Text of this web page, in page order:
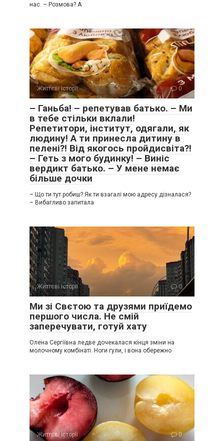
нас. – Розмова? А
Життєві історії 0
– Ганьба! – репетував батько. – Ми
в тебе стільки вклали!
Репетитори, інститут, одягали, як
людину! А ти принесла дитину в
пелені?! Від якогось пройдисвіта?!
– Геть з мого будинку! – Виніс
вердикт батько. – У мене немає
більше дочки
– Що ти тут робиш? Як ти взагалі мою адресу дізналася?
– Вибагливо запитала
Життєві історії 0
Ми зі Свєтою та друзями приїдемо
першого числа. Не смій
заперечувати, готуй хату
Олена Сергіївна ледве дочекалася кінця зміни на
молочному комбінаті. Ноги гули, і вона обережно
Життєві історії 0